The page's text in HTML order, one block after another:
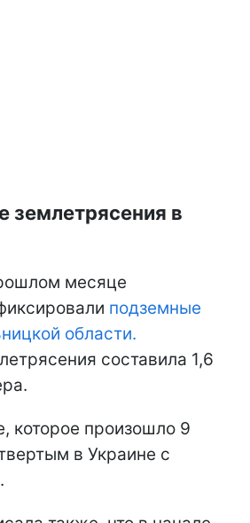
в
месяце
подземные
области.
составила 1,6
которое произошло 9
в Украине с